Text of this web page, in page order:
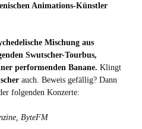
Animations-Künstler
Mischung aus
Swutscher-Tourbus,
performenden Banane. Klingt
auch. Beweis gefällig? Dann
folgenden Konzerte:
ByteFM